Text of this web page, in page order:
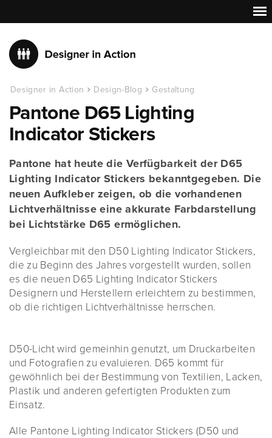
Designer in Action Design-Blog Gestaltung
Pantone D65 Lighting
Indicator Stickers
Pantone hat heute die Verfügbarkeit der D65
Lighting Indicator Stickers bekanntgegeben. Die
neuen Aufkleber zeigen, ob die vorhandenen
Lichtverhältnisse eine akkurate Farbdarstellung
bei Lichtstärke D65 ermöglichen.
Vergleichbar mit den D50 Lighting Indicator Stickers,
die zu Beginn des Jahres vorgestellt wurden, sollen
es die neuen D65 Lighting Indicator Stickers
Designern und Herstellern erleichtern zu bestimmen,
ob die richtigen Lichtverhältnisse herrschen.
D50-Licht wird gemeinhin genutzt, um Druckarbeiten
und Fotografien zu evaluieren. D65 kommt für
gewöhnlich bei der Bestimmung von Textilien, Lacken,
Plastik und anderen gefertigten Produkten zum
Einsatz.
Alle Pantone Lighting Indicator Stickers (D50 und